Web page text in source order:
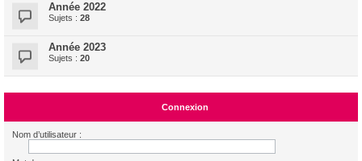
Année 2022
Sujets : 28
Année 2023
Sujets : 20
Connexion
Nom d’utilisateur :